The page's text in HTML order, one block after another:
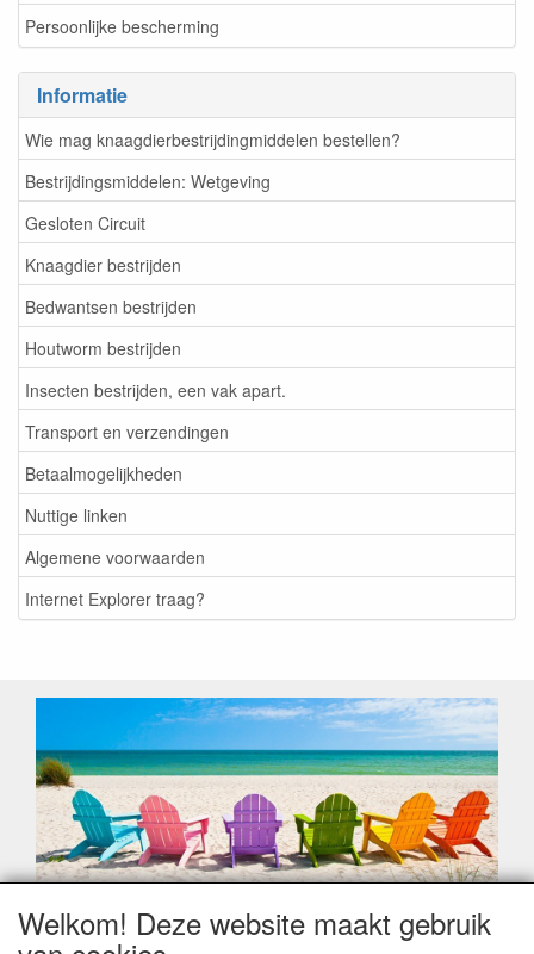
Persoonlijke bescherming
Informatie
Wie mag knaagdierbestrijdingmiddelen bestellen?
Bestrijdingsmiddelen: Wetgeving
Gesloten Circuit
Knaagdier bestrijden
Bedwantsen bestrijden
Houtworm bestrijden
Insecten bestrijden, een vak apart.
Transport en verzendingen
Betaalmogelijkheden
Nuttige linken
Algemene voorwaarden
Internet Explorer traag?
Geachte klant,
Welkom! Deze website maakt gebruik